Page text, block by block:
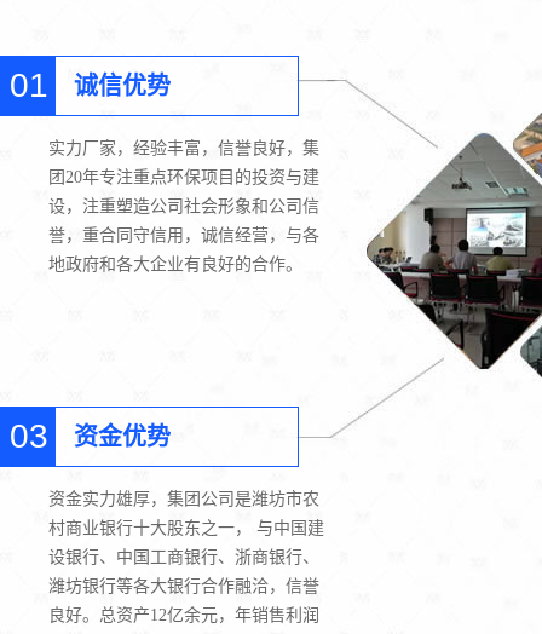
01 诚信优势
实力厂家，经验丰富，信誉良好，集
团20年专注重点环保项目的投资与建
设，注重塑造公司社会形象和公司信
誉，重合同守信用，诚信经营，与各
地政府和各大企业有良好的合作。
03 资金优势
资金实力雄厚，集团公司是潍坊市农
村商业银行十大股东之一， 与中国建
设银行、中国工商银行、浙商银行、
潍坊银行等各大银行合作融洽，信誉
良好。总资产12亿余元，年销售利润